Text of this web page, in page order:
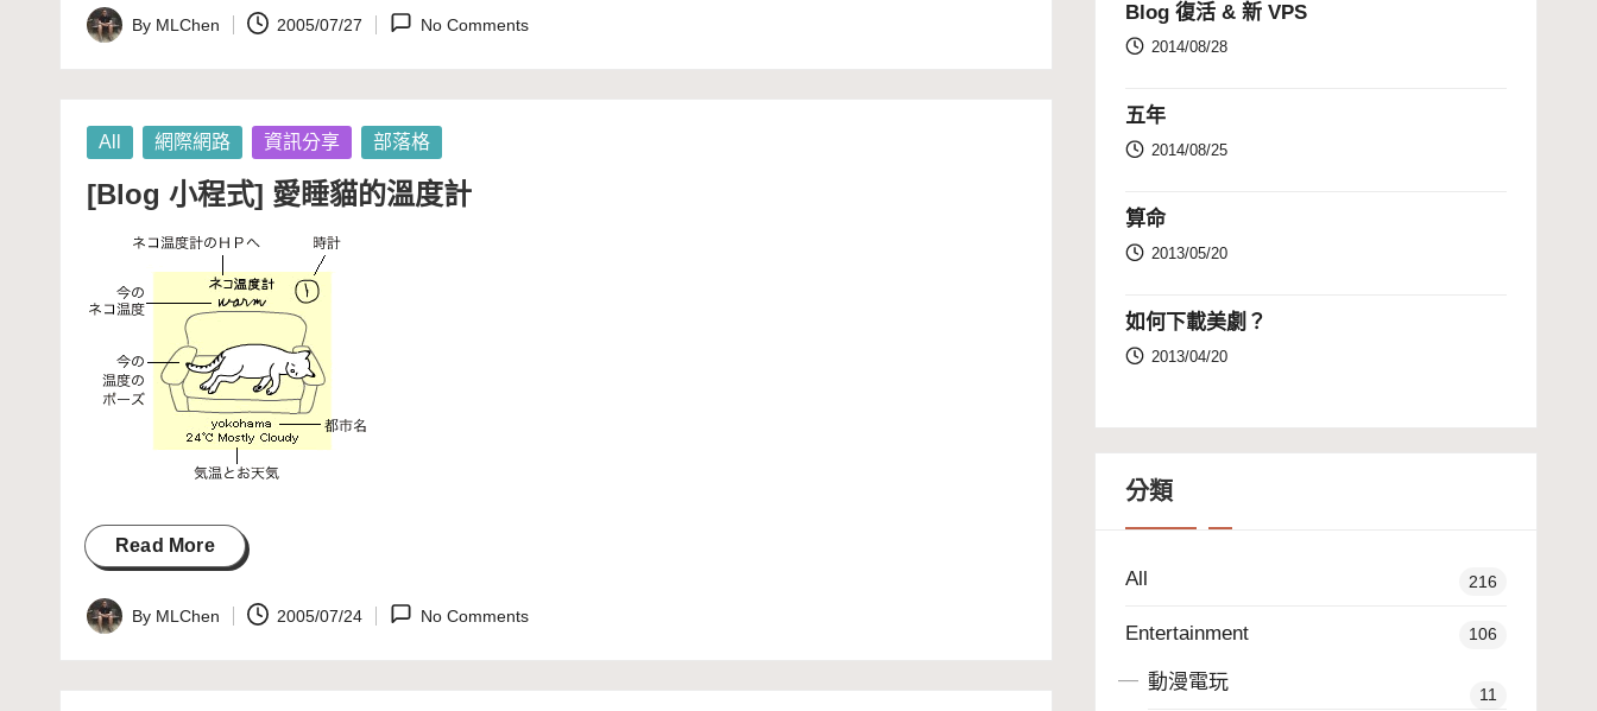
Posted
by
By MLChen 2005/07/27 No Comments
Posted
All 網際網路 資訊分享 部落格
[Blog 小程式] 愛睡貓的溫度計
Read More
Posted
by
By MLChen 2005/07/24 No Comments
Blog 復活 & 新 VPS
2014/08/28
五年
2014/08/25
算命
2013/05/20
如何下載美劇？
2013/04/20
分類
All 216
Entertainment 106
動漫電玩
11